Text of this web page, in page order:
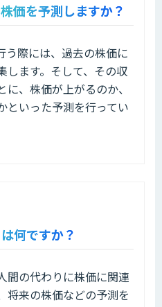
価を予測しますか？
う際には、過去の株価に
します。そして、その収
、株価が上がるのか、
といった予測を行ってい
何ですか？
間の代わりに株価に関連
将来の株価などの予測を